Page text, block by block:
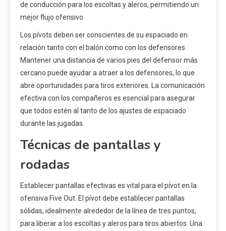
de conducción para los escoltas y aleros, permitiendo un
mejor flujo ofensivo.
Los pívots deben ser conscientes de su espaciado en
relación tanto con el balón como con los defensores.
Mantener una distancia de varios pies del defensor más
cercano puede ayudar a atraer a los defensores, lo que
abre oportunidades para tiros exteriores. La comunicación
efectiva con los compañeros es esencial para asegurar
que todos estén al tanto de los ajustes de espaciado
durante las jugadas.
Técnicas de pantallas y
rodadas
Establecer pantallas efectivas es vital para el pívot en la
ofensiva Five Out. El pívot debe establecer pantallas
sólidas, idealmente alrededor de la línea de tres puntos,
para liberar a los escoltas y aleros para tiros abiertos. Una